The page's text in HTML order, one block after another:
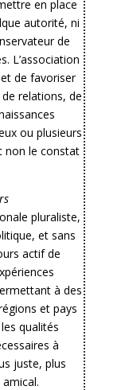
en place
autorité, ni
de
L’association
de favoriser
de relations, de
ou plusieurs
non le constat
pluraliste,
et sans
actif de
à des
et pays
qualités
à
juste, plus